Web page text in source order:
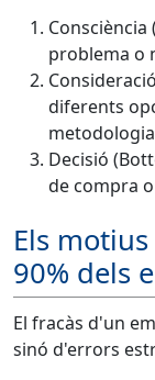
Consciència
problema o
diferents
Decisió
de compra
Els
90% dels
El fracàs d'un
sinó d'errors